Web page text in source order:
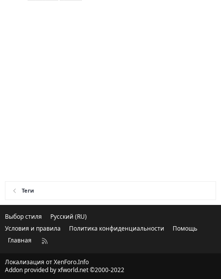
Теги
Выбор стиля
Русский (RU)
Условия и правила
Политика конфиденциальности
Помощь
Главная
R
Локализация отXenForo.Info
Addon provided by xfworld.net ©2000-2022